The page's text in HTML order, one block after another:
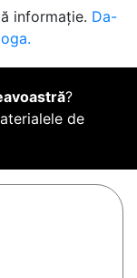
informație. Da-
?
de